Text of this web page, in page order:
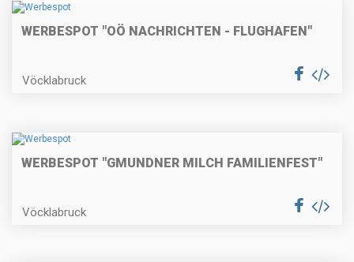
WERBESPOT "OÖ NACHRICHTEN - FLUGHAFEN"
Vöcklabruck
WERBESPOT "GMUNDNER MILCH FAMILIENFEST"
Vöcklabruck